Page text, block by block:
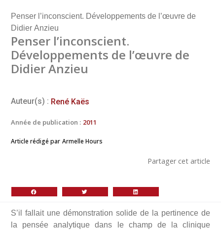
Penser l’inconscient. Développements de l’œuvre de
Didier Anzieu
Penser l’inconscient.
Développements de l’œuvre de
Didier Anzieu
Auteur(s) : René Kaës
Année de publication : 2011
Article rédigé par Armelle Hours
Partager cet article
S’il fallait une démonstration solide de la pertinence de
la pensée analytique dans le champ de la clinique